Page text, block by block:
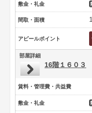
敷金・礼金
間取・面積
アピールポイント
部屋詳細
16階１６０３
賃料・管理費・共益費
敷金・礼金